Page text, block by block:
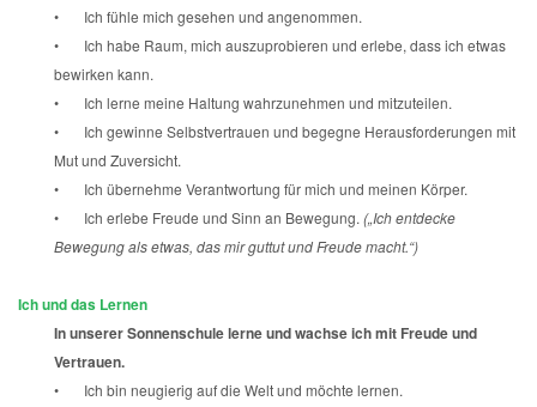
• Ich fühle mich gesehen und angenommen.
• Ich habe Raum, mich auszuprobieren und erlebe, dass ich etwas
bewirken kann.
• Ich lerne meine Haltung wahrzunehmen und mitzuteilen.
• Ich gewinne Selbstvertrauen und begegne Herausforderungen mit
Mut und Zuversicht.
• Ich übernehme Verantwortung für mich und meinen Körper.
• Ich erlebe Freude und Sinn an Bewegung. („Ich entdecke
Bewegung als etwas, das mir guttut und Freude macht.“)
Ich und das Lernen
In unserer Sonnenschule lerne und wachse ich mit Freude und
Vertrauen.
• Ich bin neugierig auf die Welt und möchte lernen.